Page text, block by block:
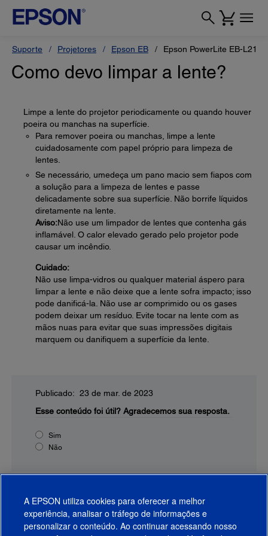
Suporte Projetores Epson EB Epson PowerLite EB-
Como devo limpar a lente?
Limpe a lente do projetor periodicamente ou quando houver
poeira ou manchas na superfície.
Para remover poeira ou manchas, limpe a lente
cuidadosamente com papel próprio para limpeza de
lentes.
Se necessário, umedeça um pano macio sem fiapos com
a solução para a limpeza de lentes e passe
delicadamente sobre sua superfície. Não borrife líquidos
diretamente na lente.
Aviso:Não use um limpador de lentes que contenha gás
inflamável. O calor elevado gerado pelo projetor pode
causar um incêndio.
Cuidado:
Não use limpa-vidros ou qualquer material áspero para
limpar a lente e não deixe que a lente sofra impacto; isso
pode danificá-la. Não use ar comprimido ou os gases
podem deixar um resíduo. Evite tocar na lente com as
mãos nuas para evitar que suas impressões digitais
marquem ou danifiquem a superfície da lente.
Publicado: 23 de mar. de 2023
Esse conteúdo foi útil? Agradecemos sua resposta.
Sim
Não
A EPSON utiliza cookies para oferecer a melhor
experiência, analisar o tráfego de informações e
personalizar o conteúdo. Ao continuar acessando nosso